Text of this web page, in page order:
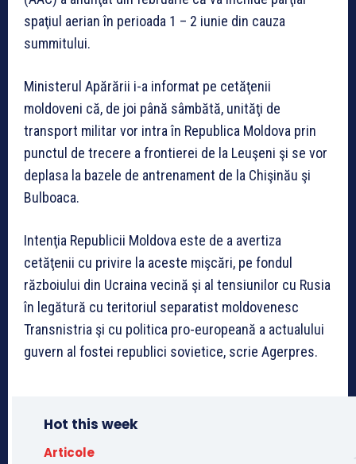
spaţiul aerian în perioada 1 – 2 iunie din cauza
summitului.
Ministerul Apărării i-a informat pe cetăţenii
moldoveni că, de joi până sâmbătă, unităţi de
transport militar vor intra în Republica Moldova prin
punctul de trecere a frontierei de la Leuşeni şi se vor
deplasa la bazele de antrenament de la Chişinău şi
Bulboaca.
Intenţia Republicii Moldova este de a avertiza
cetăţenii cu privire la aceste mişcări, pe fondul
războiului din Ucraina vecină şi al tensiunilor cu Rusia
în legătură cu teritoriul separatist moldovenesc
Transnistria şi cu politica pro-europeană a actualului
guvern al fostei republici sovietice, scrie Agerpres.
Hot this week
Articole